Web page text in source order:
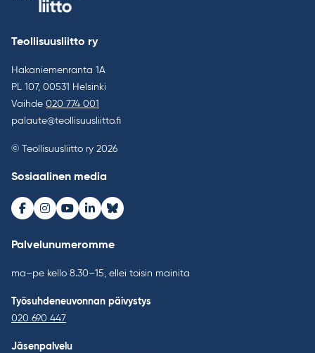
Teollisuusliitto ry
Hakaniemenranta 1A
PL 107, 00531 Helsinki
Vaihde 020 774 001
palaute@teollisuusliitto.fi
© Teollisuusliitto ry 2026
Sosiaalinen media
Facebook
Instagram
Youtube
LinkedInBluesky
Palvelunumeromme
ma–pe kello 8.30–15, ellei toisin mainita
Työsuhdeneuvonnan päivystys
020 690 447
Jäsenpalvelu